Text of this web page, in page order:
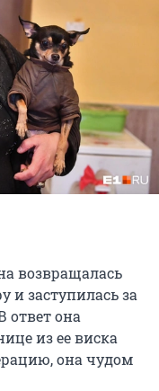
возвращалась
и заступилась за
ответ она
из ее виска
она чудом